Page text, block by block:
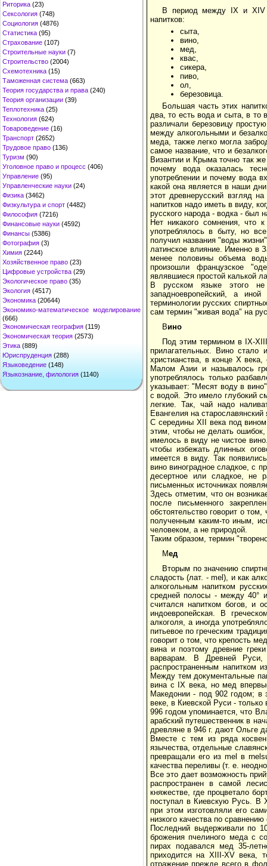
Риторика (23)
Сексология (748)
Социология (4876)
Статистика (95)
Страхование (107)
Строительные науки (7)
Строительство (2004)
Схемотехника (15)
Таможенная система (663)
Теория государства и права (240)
Теория организации (39)
Теплотехника (25)
Технология (624)
Товароведение (16)
Транспорт (2652)
Трудовое право (136)
Туризм (90)
Уголовное право и процесс (406)
Управление (95)
Управленческие науки (24)
Физика (3462)
Физкультура и спорт (4482)
Философия (7216)
Финансовые науки (4592)
Финансы (5386)
Фотография (3)
Химия (2244)
Хозяйственное право (23)
Цифровые устройства (29)
Экологическое право (35)
Экология (4517)
Экономика (20644)
Экономико-математическое моделирование
(666)
Экономическая география (119)
Экономическая теория (2573)
Этика (889)
Юриспруденция (288)
Языковедение (148)
Языкознание, филология (1140)
В период между IX и XIV
напитков:
сыта,
вино,
мед,
квас,
сикера,
пиво,
ол,
березовица.
Большая часть этих
два, то есть вода и сыта, в то
различали березовицу
между алкогольными и
меда, также легко могла
самое название, что и
Византии и Крыма точно так
почему вода оказалась
употреблении и почему вода
какой она является в наши
этот древнерусский взгляд
напитков надо иметь в виду,
русского народа - водка - был
Нет никакого сомнения, что
употреблялось в быту, но
получил названия "воды
латинское влияние. Именно в
менее половины объема
произошли французское
являвшиеся простой калькой
В русском языке этого не
западноевропейский, а
терминологии русских
сам термин "живая вода" на
Вино
Под этим термином в IX-ХIII
прилагательных. Вино стало
христианства, в конце Х
Малом Азии и называлось
употреблялось только
указывает: "Месят воду в
с водой. Это имело глубокий
легкие. Так, чай надо
Евангелия на
С середины XII века под
этим, чтобы не делать ошибок,
имелось в виду не чистое
чтобы избежать длинных
имеется в виду. Так
вино виноградное сладкое, с
десертное или сладкое, не
письменных источниках
Здесь отметим, что он
после письменного
обстоятельство говорит о
полученным каким-то иным,
человеком, а не природой.
Таким образом, термин
Мед
Вторым по значению
сладость (лат. - mel), и как
алкогольным напитком
средней полосы - между 40°
считался напитком богов, и
индоевропейская. В
алкоголя, а иногда
питьевое по греческим
говорит о том, что крепость
вина и поэтому древние
варварам. В Древней
распространенным напитком
Между тем документальные
вина с IX века, но мед
Македонии - под 902 годом; в
веке, в Киевской Руси -
996 годом упоминается, что
арабский путешественник в
древляне в 946 г. дают Ольге
Вместе с тем из ряда
язычества, отдельные
превращали его из mel в
качества переливы (т. е.
Все это дает возможность
распространен в самой
княжестве, где процветало
поступал в Киевскую Русь. В
при этом изготовляли его
низкого качества по
Последний выдерживали по
брожения пчелиного меда с
пирах подавался мед 35-
приходится на XIII-XV века,
отражение прежде всего в